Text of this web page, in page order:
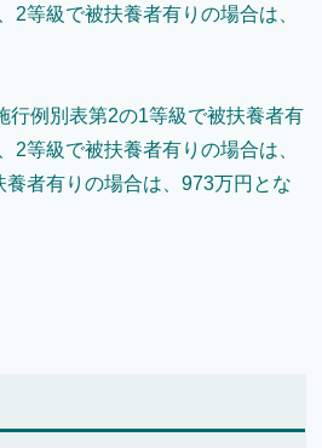
2等級で被扶養者有りの場合は、
行例別表第2の1等級で被扶養者有
2等級で被扶養者有りの場合は、
者有りの場合は、973万円とな